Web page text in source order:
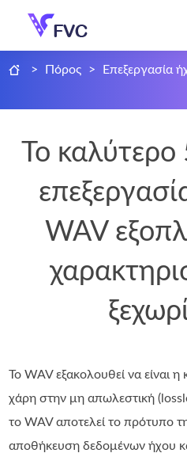
> Πόρος > Επεξεργασία
Το καλύτερο
WAV
Το WAV εξακολουθεί να είναι
χάρη στην μη απωλεστική
το WAV αποτελεί το πρότυπο
αποθήκευση δεδομένων ήχου